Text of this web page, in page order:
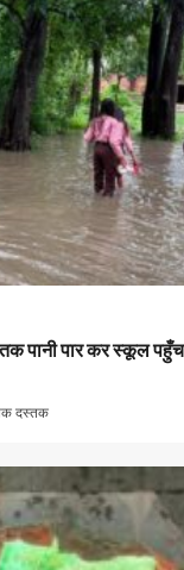
पानी पार कर स्कूल
दस्तक